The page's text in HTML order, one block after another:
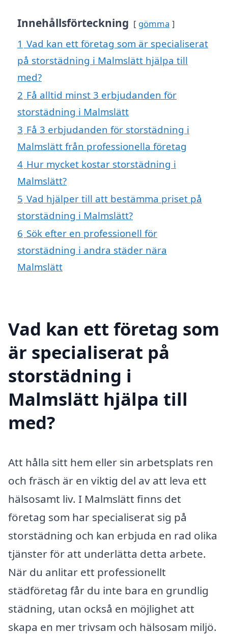
Innehållsförteckning gömma
1 Vad kan ett företag som är specialiserat
på storstädning i Malmslätt hjälpa till
med?
2 Få alltid minst 3 erbjudanden för
storstädning i Malmslätt
3 Få 3 erbjudanden för storstädning i
Malmslätt från professionella företag
4 Hur mycket kostar storstädning i
Malmslätt?
5 Vad hjälper till att bestämma priset på
storstädning i Malmslätt?
6 Sök efter en professionell för
storstädning i andra städer nära
Malmslätt
Vad kan ett företag som
är specialiserat på
storstädning i
Malmslätt hjälpa till
med?
Att hålla sitt hem eller sin arbetsplats ren
och fräsch är en viktig del av att leva ett
hälsosamt liv. I Malmslätt finns det
företag som har specialiserat sig på
storstädning och kan erbjuda en rad olika
tjänster för att underlätta detta arbete.
När du anlitar ett professionellt
städföretag får du inte bara en grundlig
städning, utan också en möjlighet att
skapa en mer trivsam och hälsosam miljö.